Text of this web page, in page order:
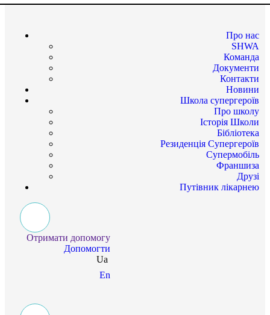
Про нас
SHWA
Команда
Документи
Контакти
Новини
Школа супергероїв
Про школу
Історія Школи
Бібліотека
Резиденція Супергероїв
Супермобіль
Франшиза
Друзі
Путівник лікарнею
Отримати допомогу
Допомогти
Ua
En